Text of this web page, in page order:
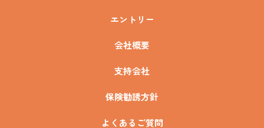
エントリー
会社概要
支持会社
保険勧誘方針
よくあるご質問